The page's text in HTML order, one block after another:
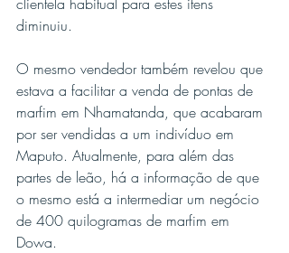
diminuiu.
O mesmo vendedor também revelou que
estava a facilitar a venda de pontas de
marfim em Nhamatanda, que acabaram
por ser vendidas a um indivíduo em
Maputo. Atualmente, para além das
partes de leão, há a informação de que
o mesmo está a intermediar um negócio
de 400 quilogramas de marfim em
Dowa.